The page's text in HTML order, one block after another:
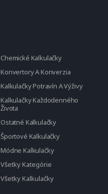
Chemické Kalkulačky
Konvertory A Konverzia
Kalkulačky Potravín A Výživy
Kalkulačky Každodenného
Života
Ostatné Kalkulačky
Športové Kalkulačky
Módne Kalkulačky
Všetky Kategórie
Všetky Kalkulačky